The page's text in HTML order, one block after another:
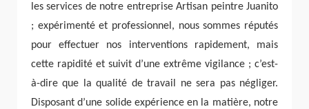
les services de notre entreprise Artisan peintre Juanito
; expérimenté et professionnel, nous sommes réputés
pour effectuer nos interventions rapidement, mais
cette rapidité et suivit d’une extrême vigilance ; c’est-
à-dire que la qualité de travail ne sera pas négliger.
Disposant d’une solide expérience en la matière, notre